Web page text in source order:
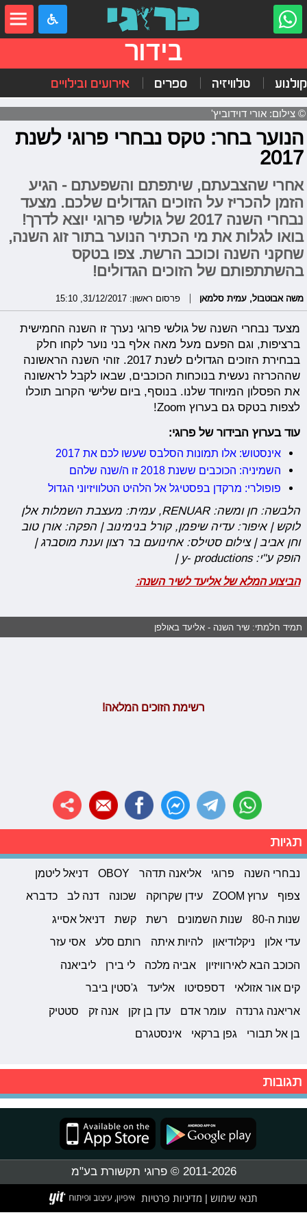
בידור
קולנוע טלוויזיה ספרים אירועים ובילויים
© צילום: אורי דוידוביץ'
הנוער בחר: טקס נבחרי פרוגי לשנת
2017
אחרי שהצבעתם, שיתפתם והשפעתם - הגיע
הזמן להכריז על הזוכים הגדולים שלכם. מצעד
נבחרי השנה 2017 של גולשי פרוגי יוצא לדרך!
בואו לגלות את מי הכתיר הנוער בתור זוג השנה,
שחקני השנה וכוכב הרשת. צפו בטקס
בהשתתפותם של הזוכים הגדולים!
משה אבוטבול, עמית סלמאן פרסום ראשון: 31/12/2017, 15:10
מצעד נבחרי השנה של גולשי פרוגי נערך זו השנה החמישית
ברציפות, וגם הפעם מעל מאה אלף בני נוער לקחו חלק
בבחירת הזוכים הגדולים לשנת 2017. זוהי השנה הראשונה
שההכרזה נעשית בנוכחות הכוכבים, שבאו לקבל לראשונה
את הפסלון המיוחד שלנו. בנוסף, ביום שלישי הקרוב תוכלו
לצפות בטקס גם בערוץ Zoom!
עוד בערוץ הבידור של פרוגי:
אינסטוש: אלו תמונות הסלבס שעשו לכם את 2017
השמיניה: הכוכבים ששנת 2018 זו ה/שנה שלהם
פופולרי: מרקדן בפסטיגל אל הלהיט הטלוויזיוני הגדול
הלבשה: חן ומשה: RENUAR, עמית: מעצבת השמלות אלן
לוקש | איפור: עדיה שיפמן, קורל בנימינוב | הפקה: אורן טוב
וחן אביב | צילום סטילס: אחינועם בר רצון וענת מוסברג |
הופק ע"י: y- productions |
הביצוע המלא של אליעד לשיר השנה:
תמיד חלמתי: שיר השנה - אליעד באולפן
רשימת הזוכים המלאה!
תגיות
נבחרי השנה פרוגי אליאנה תדהר OBOY
דניאל ליטמן
צפוף
ערוץ ZOOM עידן שקרוקה שכונה דנה לב
כדברא
שנות ה-80
שנות השמונים רשת קשת
דניאל אסייג
עדי אלון
ניקלודיאון להיות איתה רותם סלע
אסי עזר
הכוכב הבא לאירוויזיון
אביה מלכה לי בירן
ליביאנה
קים אור אזולאי
דספסיטו אליעד
ג'סטין ביבר
אריאנה גרנדה
עומר אדם עדן בן זקן אנה זק
סטטיק
בן אל תבורי
גפן ברקאי אינסטגרם
תגובות
2011-2026 © פרוגי תקשורת בע"מ
תנאי שימוש | מדיניות פרטיות